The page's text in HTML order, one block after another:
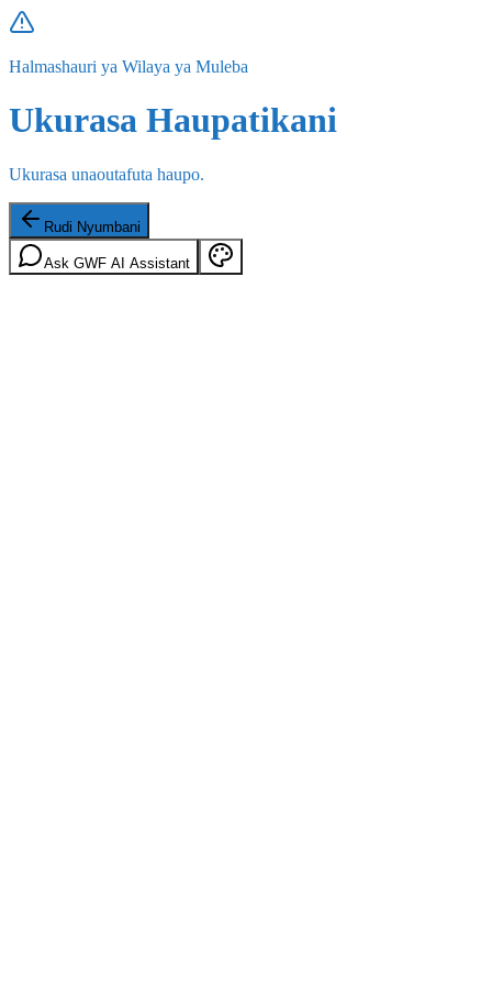
Halmashauri ya Wilaya ya Muleba
Ukurasa Haupatikani
Ukurasa unaoutafuta haupo.
Rudi Nyumbani
Ask GWF AI Assistant